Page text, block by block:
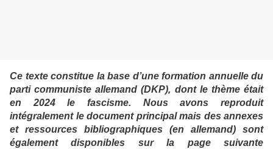
Ce texte constitue la base d’une formation annuelle du
parti communiste allemand (DKP), dont le thème était
en 2024 le fascisme. Nous avons reproduit
intégralement le document principal mais des annexes
et ressources bibliographiques (en allemand) sont
également disponibles sur la page suivante